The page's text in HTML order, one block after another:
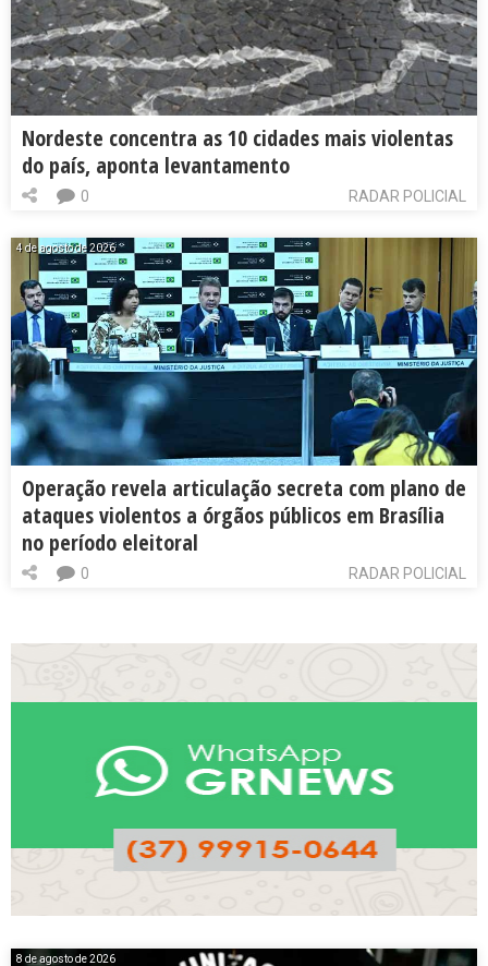
Nordeste concentra as 10 cidades mais violentas
do país, aponta levantamento
RADAR POLICIAL
0
4 de agosto de 2026
Operação revela articulação secreta com plano de
ataques violentos a órgãos públicos em Brasília
no período eleitoral
RADAR POLICIAL
0
8 de agosto de 2026